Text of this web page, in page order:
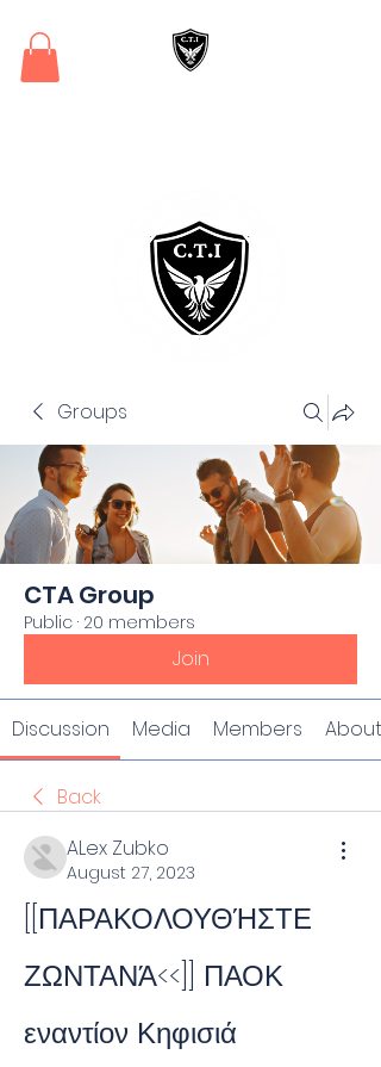
Groups
CTA Group
Public · 20 members
Join
Discussion Media Members About
Back
ALex Zubko
August 27, 2023
[[ΠΑΡΑΚΟΛΟΥΘΉΣΤΕ
ΖΩΝΤΑΝΆ<<]] ΠΑΟΚ
εναντίον Κηφισιά